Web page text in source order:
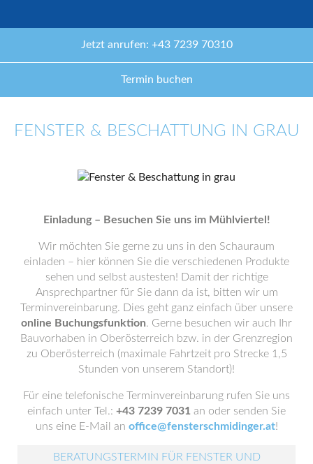
Jetzt anrufen: +43 7239 70310
Termin buchen
FENSTER & BESCHATTUNG IN GRAU
Einladung – Besuchen Sie uns im Mühlviertel!
Wir möchten Sie gerne zu uns in den Schauraum
einladen – hier können Sie die verschiedenen Produkte
sehen und selbst austesten! Damit der richtige
Ansprechpartner für Sie dann da ist, bitten wir um
Terminvereinbarung. Dies geht ganz einfach über unsere
online Buchungsfunktion. Gerne besuchen wir auch Ihr
Bauvorhaben in Oberösterreich bzw. in der Grenzregion
zu Oberösterreich (maximale Fahrtzeit pro Strecke 1,5
Stunden von unserem Standort)!
Für eine telefonische Terminvereinbarung rufen Sie uns
einfach unter Tel.: +43 7239 7031 an oder senden Sie
uns eine E-Mail an office@fensterschmidinger.at!
BERATUNGSTERMIN FÜR FENSTER UND